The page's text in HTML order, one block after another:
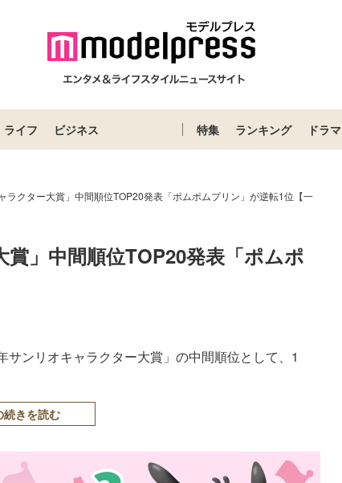
ライフ ビジネス 特集 ランキング ドラマ
ラクター大賞」中間順位TOP20発表「ポムポムプリン」が逆転1位【一
賞」中間順位TOP20発表「ポムポ
ンリオキャラクター大賞」の中間順位として、1
続きを読む